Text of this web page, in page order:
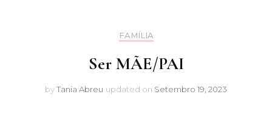
FAMÍLIA
Ser MÃE/PAI
byTania Abreu updated on Setembro 19, 2023